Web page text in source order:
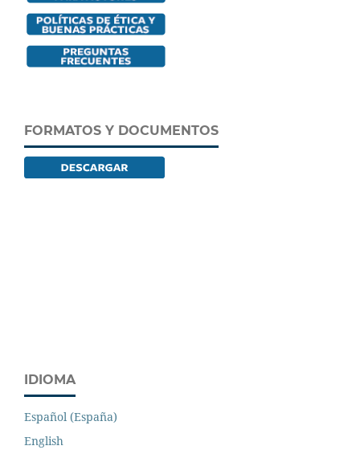
FORMATOS Y DOCUMENTOS
IDIOMA
Español (España)
English